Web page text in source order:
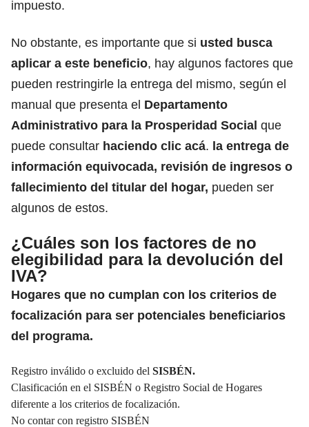
impuesto.
No obstante, es importante que si usted busca
aplicar a este beneficio, hay algunos factores que
pueden restringirle la entrega del mismo, según el
manual que presenta el Departamento
Administrativo para la Prosperidad Social que
puede consultar haciendo clic acá. la entrega de
información equivocada, revisión de ingresos o
fallecimiento del titular del hogar, pueden ser
algunos de estos.
¿Cuáles son los factores de no
elegibilidad para la devolución del
IVA?
Hogares que no cumplan con los criterios de
focalización para ser potenciales beneficiarios
del programa.
Registro inválido o excluido del SISBÉN.
Clasificación en el SISBÉN o Registro Social de Hogares
diferente a los criterios de focalización.
No contar con registro SISBÉN